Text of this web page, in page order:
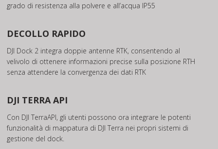
grado di resistenza alla polvere e all’acqua IP55
DECOLLO RAPIDO
DJI Dock 2 integra doppie antenne RTK, consentendo al
velivolo di ottenere informazioni precise sulla posizione RTH
senza attendere la convergenza dei dati RTK
DJI TERRA API
Con DJI TerraAPI, gli utenti possono ora integrare le potenti
funzionalità di mappatura di DJI Terra nei propri sistemi di
gestione del dock.